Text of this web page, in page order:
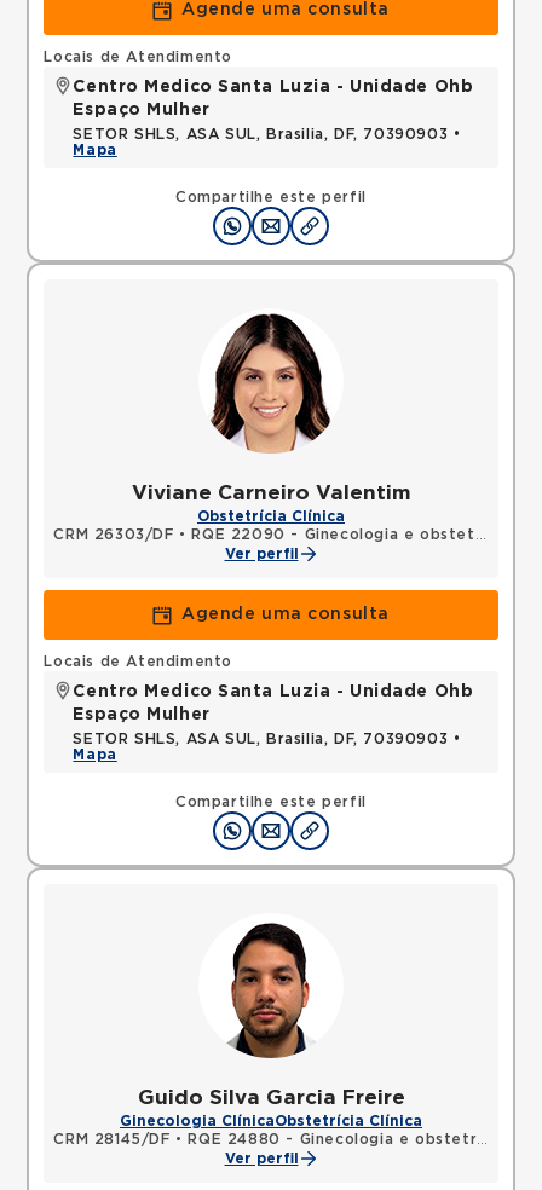
Agende uma consulta
Compartilhe este perfil
Locais de Atendimento
Centro Medico Santa Luzia - Unidade Ohb
Espaço Mulher
SETOR SHLS, ASA SUL, Brasilia, DF, 70390903 •
Mapa
Viviane Carneiro Valentim
Obstetrícia Clínica
CRM 26303/DF •
RQE 22090 - Ginecologia e obstetrícia
Ver perfil
Agende uma consulta
Compartilhe este perfil
Locais de Atendimento
Centro Medico Santa Luzia - Unidade Ohb
Espaço Mulher
SETOR SHLS, ASA SUL, Brasilia, DF, 70390903 •
Mapa
Guido Silva Garcia Freire
Ginecologia ClínicaObstetrícia Clínica
CRM 28145/DF •
RQE 24880 - Ginecologia e obstetrícia
Ver perfil